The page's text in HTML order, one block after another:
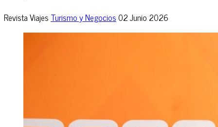
Revista Viajes Turismo y Negocios02 Junio 2026